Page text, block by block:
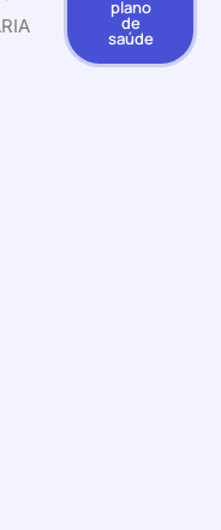
plano
de
saúde